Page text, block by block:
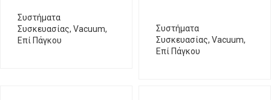
Συστήματα
Συσκευασίας, Vacuum,
Επί Πάγκου
Συστήματα
Συσκευασίας, Vacuum,
Επί Πάγκου